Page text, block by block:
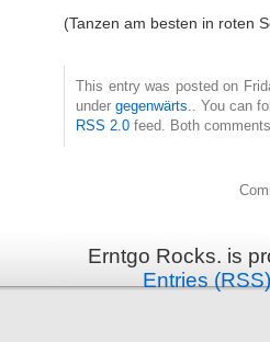
(Tanzen am besten in roten
This entry was posted on
under gegenwärts.
. You can
RSS 2.0 feed. Both
Erntgo Rocks. is
Entries (RSS)